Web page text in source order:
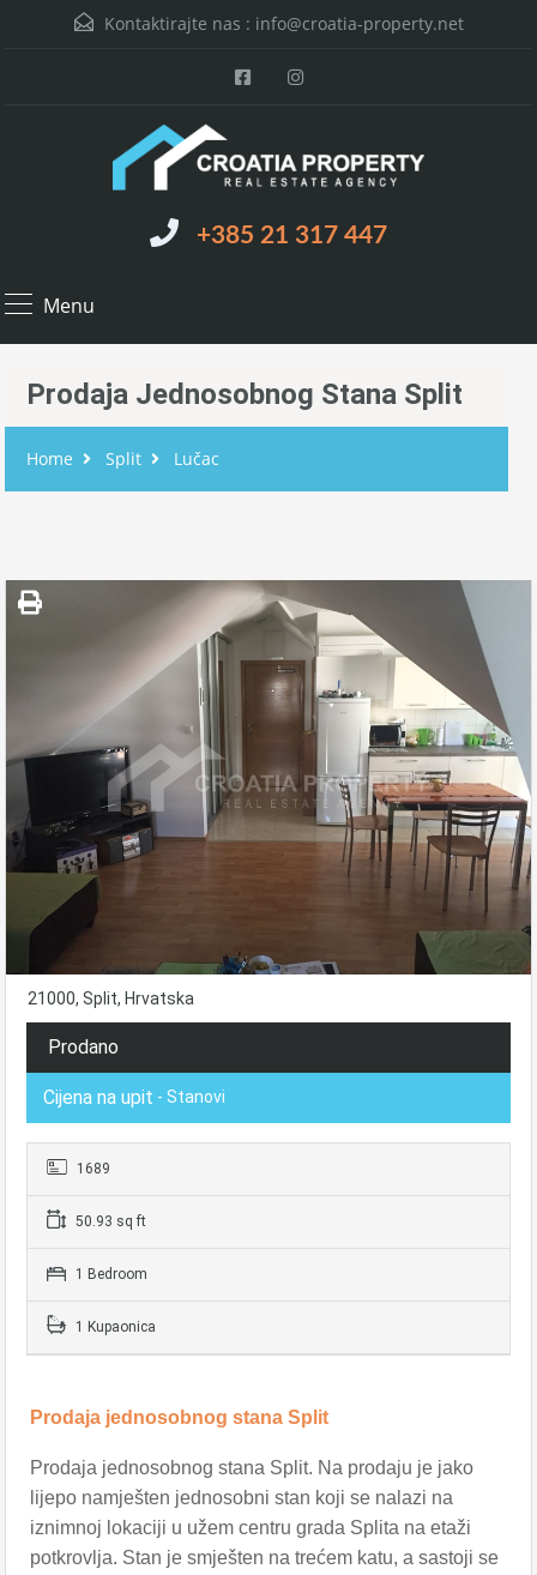
Kontaktirajte nas : info@croatia-property.net
+385 21 317 447
Menu
Prodaja Jednosobnog Stana Split
Home Split Lučac
21000, Split, Hrvatska
Prodano
Cijena na upit - Stanovi
1689
50.93 sq ft
1 Bedroom
1 Kupaonica
Prodaja jednosobnog stana Split
Prodaja jednosobnog stana Split. Na prodaju je jako
lijepo namješten jednosobni stan koji se nalazi na
iznimnoj lokaciji u užem centru grada Splita na etaži
potkrovlja. Stan je smješten na trećem katu, a sastoji se